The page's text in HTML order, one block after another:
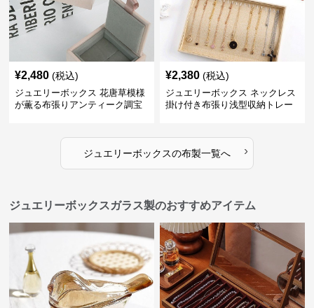
¥2,480 (税込)
ジュエリーボックス 花唐草模様
が薫る布張りアンティーク調宝
¥2,380 (税込)
ジュエリーボックス ネックレス
掛け付き布張り浅型収納トレー
ジュエリーボックスの布製一覧へ ›
ジュエリーボックスガラス製のおすすめアイテム